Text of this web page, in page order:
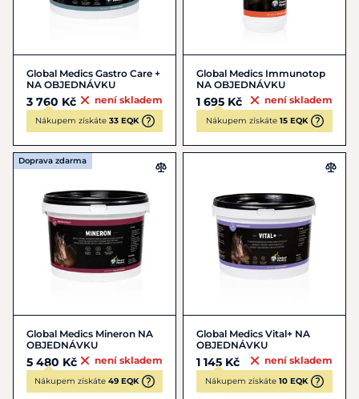
Global Medics Gastro Care +
NA OBJEDNÁVKU
3 760 Kč není skladem
Nákupem získáte 33 EQK
Global Medics Immunotop
NA OBJEDNÁVKU
1 695 Kč není skladem
Nákupem získáte 15 EQK
Doprava zdarma
Global Medics Mineron NA
OBJEDNÁVKU
5 480 Kč není skladem
Nákupem získáte 49 EQK
Global Medics Vital+ NA
OBJEDNÁVKU
1 145 Kč není skladem
Nákupem získáte 10 EQK